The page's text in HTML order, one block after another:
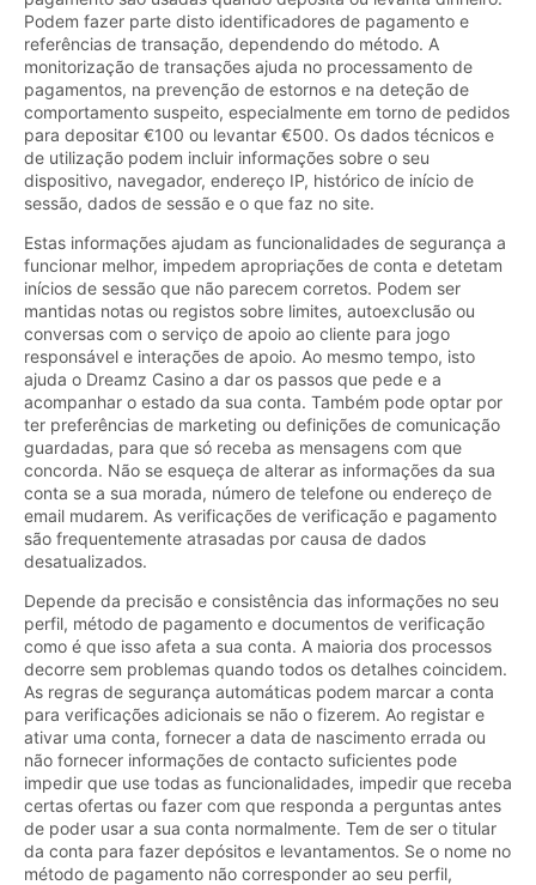
Podem fazer parte disto identificadores de pagamento e
referências de transação, dependendo do método. A
monitorização de transações ajuda no processamento de
pagamentos, na prevenção de estornos e na deteção de
comportamento suspeito, especialmente em torno de pedidos
para depositar €100 ou levantar €500. Os dados técnicos e
de utilização podem incluir informações sobre o seu
dispositivo, navegador, endereço IP, histórico de início de
sessão, dados de sessão e o que faz no site.
Estas informações ajudam as funcionalidades de segurança a
funcionar melhor, impedem apropriações de conta e detetam
inícios de sessão que não parecem corretos. Podem ser
mantidas notas ou registos sobre limites, autoexclusão ou
conversas com o serviço de apoio ao cliente para jogo
responsável e interações de apoio. Ao mesmo tempo, isto
ajuda o Dreamz Casino a dar os passos que pede e a
acompanhar o estado da sua conta. Também pode optar por
ter preferências de marketing ou definições de comunicação
guardadas, para que só receba as mensagens com que
concorda. Não se esqueça de alterar as informações da sua
conta se a sua morada, número de telefone ou endereço de
email mudarem. As verificações de verificação e pagamento
são frequentemente atrasadas por causa de dados
desatualizados.
Depende da precisão e consistência das informações no seu
perfil, método de pagamento e documentos de verificação
como é que isso afeta a sua conta. A maioria dos processos
decorre sem problemas quando todos os detalhes coincidem.
As regras de segurança automáticas podem marcar a conta
para verificações adicionais se não o fizerem. Ao registar e
ativar uma conta, fornecer a data de nascimento errada ou
não fornecer informações de contacto suficientes pode
impedir que use todas as funcionalidades, impedir que receba
certas ofertas ou fazer com que responda a perguntas antes
de poder usar a sua conta normalmente. Tem de ser o titular
da conta para fazer depósitos e levantamentos. Se o nome no
método de pagamento não corresponder ao seu perfil,